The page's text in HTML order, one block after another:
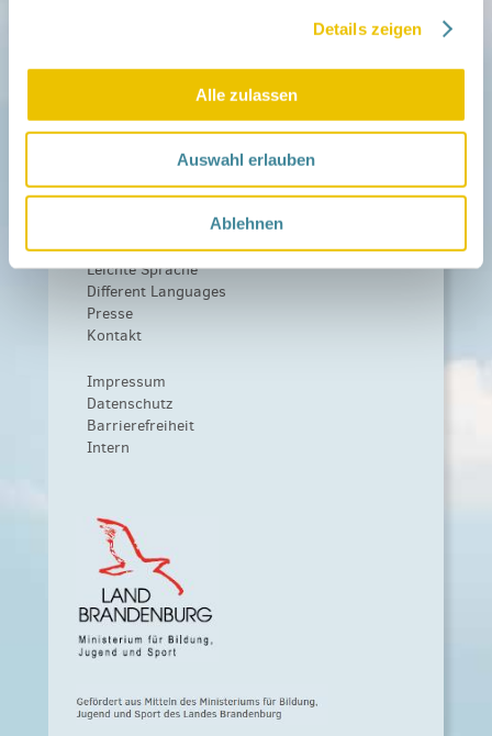
Details zeigen
Alle zulassen
Auswahl erlauben
Ablehnen
Infopool
Fördern
Träger und Förderer
Förderer werden / Spenden
Weiteres
Leichte Sprache
Different Languages
Presse
Kontakt
Impressum
Datenschutz
Barrierefreiheit
Intern